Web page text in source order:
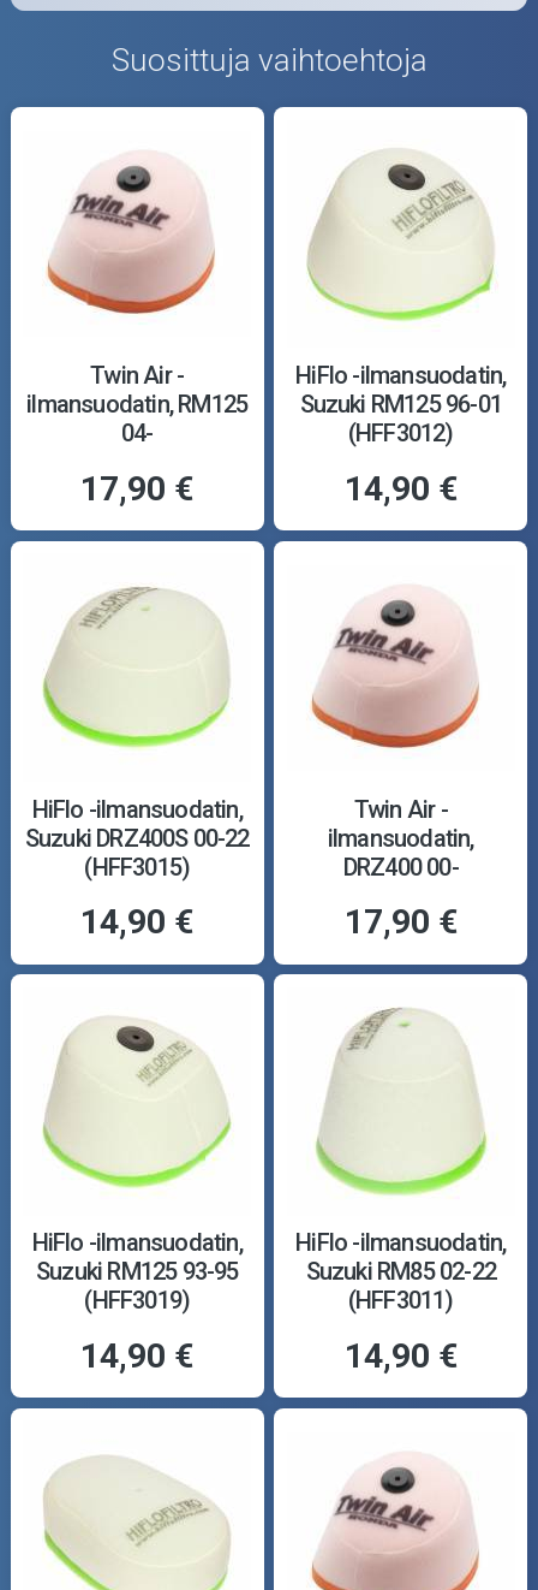
Suosittuja vaihtoehtoja
Twin Air -
ilmansuodatin, RM125
04-
17,90 €
HiFlo -ilmansuodatin,
Suzuki RM125 96-01
(HFF3012)
14,90 €
HiFlo -ilmansuodatin,
Suzuki DRZ400S 00-22
(HFF3015)
14,90 €
Twin Air -
ilmansuodatin,
DRZ400 00-
17,90 €
HiFlo -ilmansuodatin,
Suzuki RM125 93-95
(HFF3019)
14,90 €
HiFlo -ilmansuodatin,
Suzuki RM85 02-22
(HFF3011)
14,90 €